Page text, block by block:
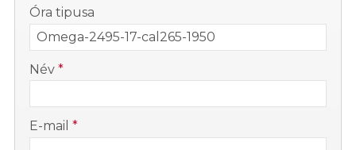
Óra tipusa
Név *
E-mail *